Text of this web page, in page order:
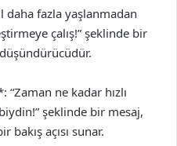
daha fazla yaşlanmadan
çalış!” şeklinde bir
ne kadar hızlı
şeklinde bir mesaj,
açısı sunar.